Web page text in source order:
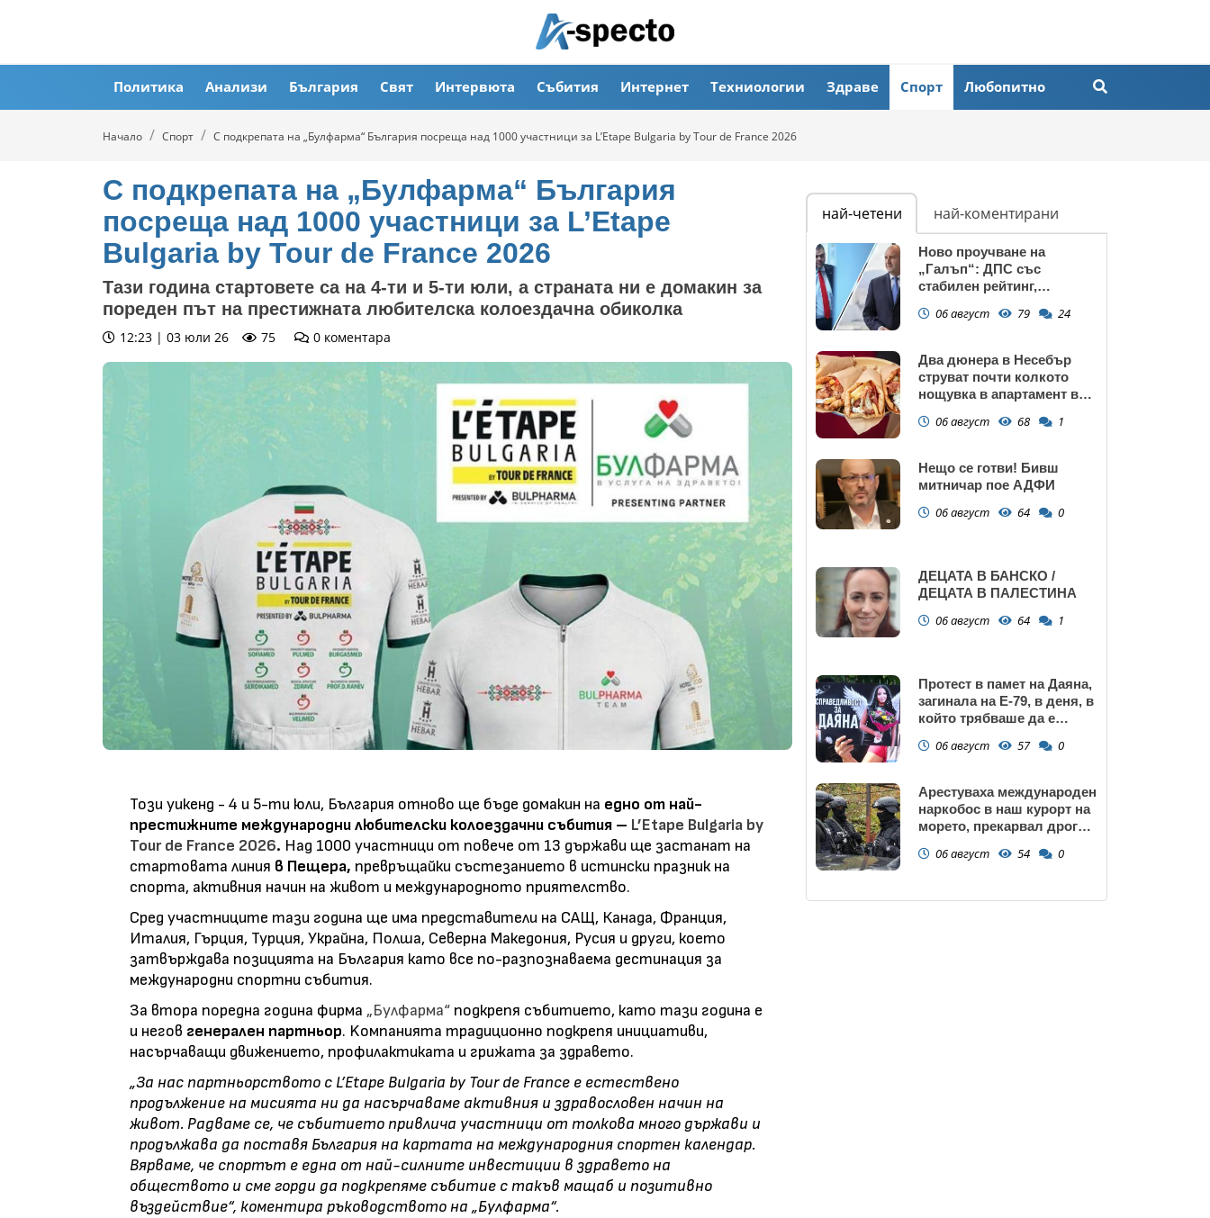
Политика Анализи България Свят Интервюта Събития Интернет Техниологии Здраве Спорт Любопитно
Начало Спорт С подкрепата на „Булфарма“ България посреща над 1000 участници за L’Etape Bulgaria by Tour de France 2026
С подкрепата на „Булфарма“ България
посреща над 1000 участници за L’Etape
Bulgaria by Tour de France 2026
Тази година стартовете са на 4-ти и 5-ти юли, а страната ни е домакин за
пореден път на престижната любителска колоездачна обиколка
12:23 | 03 юли 26 75 0 коментара
Този уикенд - 4 и 5-ти юли, България отново ще бъде домакин на едно от най-
престижните международни любителски колоездачни събития – L’Etape Bulgaria by
Tour de France 2026. Над 1000 участници от повече от 13 държави ще застанат на
стартовата линия в Пещера, превръщайки състезанието в истински празник на
спорта, активния начин на живот и международното приятелство.
Сред участниците тази година ще има представители на САЩ, Канада, Франция,
Италия, Гърция, Турция, Украйна, Полша, Северна Македония, Русия и други, което
затвърждава позицията на България като все по-разпознаваема дестинация за
международни спортни събития.
За втора поредна година фирма „Булфарма“ подкрепя събитието, като тази година е
и негов генерален партньор. Kомпанията традиционно подкрепя инициативи,
насърчаващи движението, профилактиката и грижата за здравето.
„За нас партньорството с L’Etape Bulgaria by Tour de France е естествено
продължение на мисията ни да насърчаваме активния и здравословен начин на
живот. Радваме се, че събитието привлича участници от толкова много държави и
продължава да поставя България на картата на международния спортен календар.
Вярваме, че спортът е една от най-силните инвестиции в здравето на
обществото и сме горди да подкрепяме събитие с такъв мащаб и позитивно
въздействие“, коментира ръководството на „Булфарма“.
най-четени най-коментирани
Ново проучване на
„Галъп“: ДПС със
стабилен рейтинг,
запазва
06 август 79 24
Два дюнера в Несебър
струват почти колкото
нощувка в апартамент в
06 август 68 1
Нещо се готви! Бивш
митничар пое АДФИ
06 август 64 0
ДЕЦАТА В БАНСКО /
ДЕЦАТА В ПАЛЕСТИНА
06 август 64 1
Протест в памет на Даяна,
загинала на Е-79, в деня, в
който трябваше да е
06 август 57 0
Арестуваха международен
наркобос в наш курорт на
морето, прекарвал дрога
06 август 54 0